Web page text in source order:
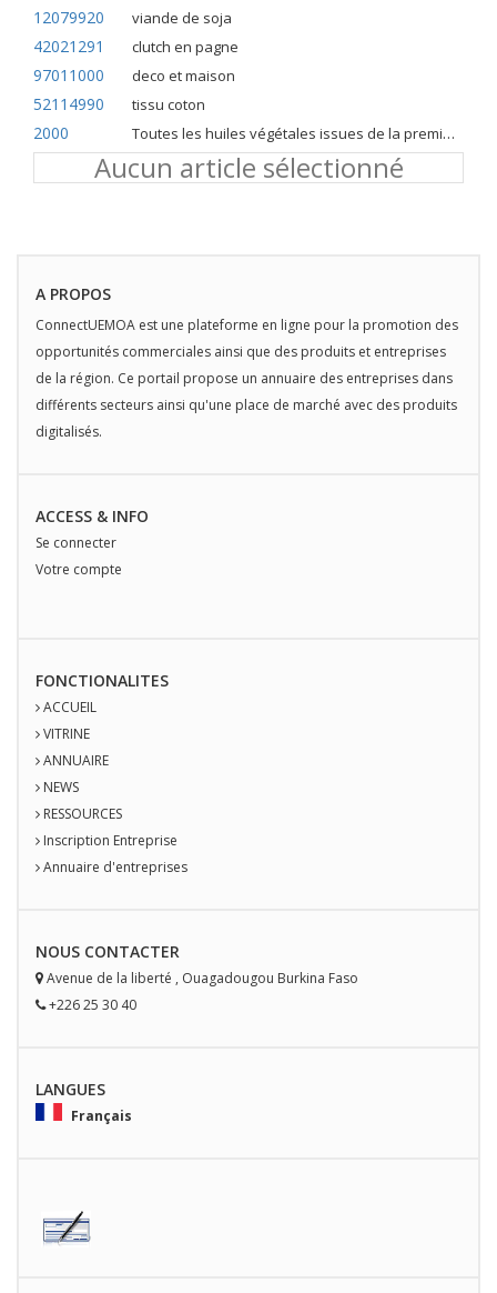
12079920 viande de soja
42021291 clutch en pagne
97011000 deco et maison
52114990 tissu coton
2000 Toutes les huiles végétales issues de la première pression à froid
Aucun article sélectionné
A PROPOS
ConnectUEMOA est une plateforme en ligne pour la promotion des
opportunités commerciales ainsi que des produits et entreprises
de la région. Ce portail propose un annuaire des entreprises dans
différents secteurs ainsi qu'une place de marché avec des produits
digitalisés.
ACCESS & INFO
Se connecter
Votre compte
FONCTIONALITES
ACCUEIL
VITRINE
ANNUAIRE
NEWS
RESSOURCES
Inscription Entreprise
Annuaire d'entreprises
NOUS CONTACTER
Avenue de la liberté , Ouagadougou Burkina Faso
+226 25 30 40
LANGUES
Français